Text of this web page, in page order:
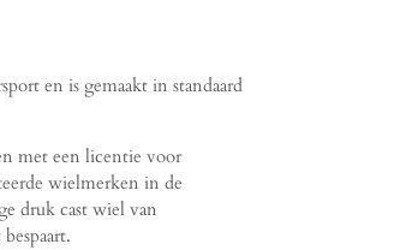
en is gemaakt in standaard
met een licentie voor
wielmerken in de
druk cast wiel van